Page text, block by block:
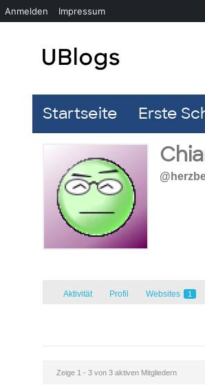
Startseite Erste
Aktivität Profil Websites 1
Zeige 1 - 3 von 3 aktiven Mitgliedern
Anmelden Impressum